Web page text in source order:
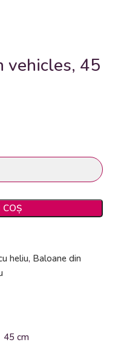
vehicles, 45
heliu, Baloane din
45 cm